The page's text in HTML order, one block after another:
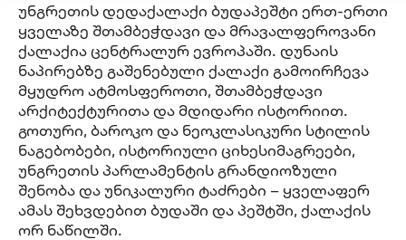
უნგრეთის დედაქალაქი ბუდაპეშტი ერთ-ერთი
ყველაზე შთამბეჭდავი და მრავალფეროვანი
ქალაქია ცენტრალურ ევროპაში. დუნაის
ნაპირებზე გაშენებული ქალაქი გამოირჩევა
მყუდრო ატმოსფეროთი, შთამბეჭდავი
არქიტექტურითა და მდიდარი ისტორიით.
გოთური, ბაროკო და ნეოკლასიკური სტილის
ნაგებობები, ისტორიული ციხესიმაგრეები,
უნგრეთის პარლამენტის გრანდიოზული
შენობა და უნიკალური ტაძრები – ყველაფერ
ამას შეხვდებით ბუდაში და პეშტში, ქალაქის
ორ ნაწილში.